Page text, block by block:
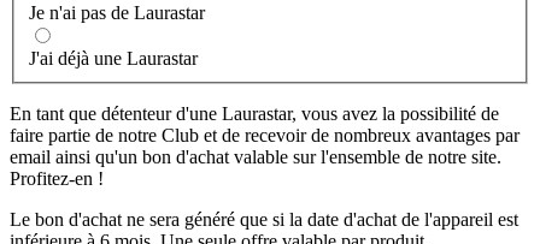
Je n'ai pas de Laurastar
J'ai déjà une Laurastar
En tant que détenteur d'une Laurastar, vous avez la possibilité de
faire partie de notre Club et de recevoir de nombreux avantages par
email ainsi qu'un bon d'achat valable sur l'ensemble de notre site.
Profitez-en !
Le bon d'achat ne sera généré que si la date d'achat de l'appareil est